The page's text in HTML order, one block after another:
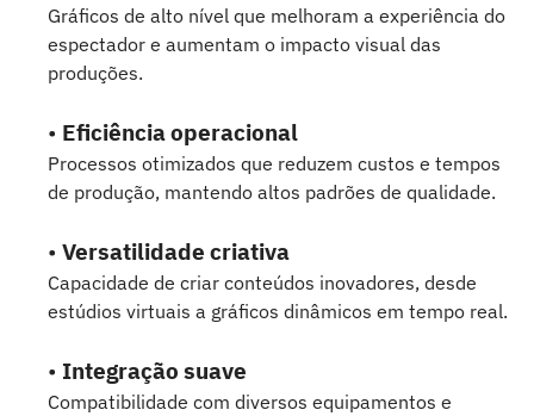
Gráficos de alto nível que melhoram a experiência do
espectador e aumentam o impacto visual das
produções.
• Eficiência operacional
Processos otimizados que reduzem custos e tempos
de produção, mantendo altos padrões de qualidade.
• Versatilidade criativa
Capacidade de criar conteúdos inovadores, desde
estúdios virtuais a gráficos dinâmicos em tempo real.
• Integração suave
Compatibilidade com diversos equipamentos e